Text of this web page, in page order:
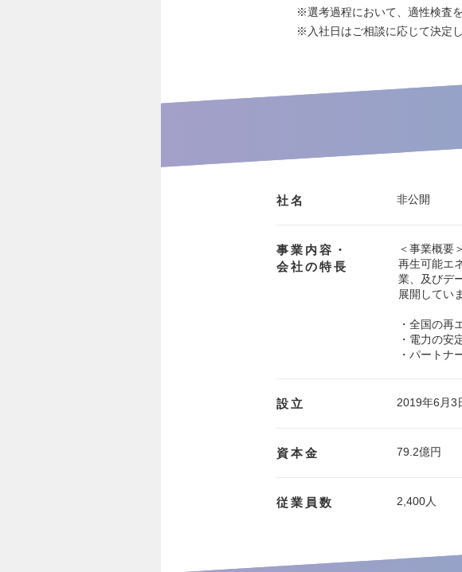
※選考過程において、適性検査を
※入社日はご相談に応じて決定し
社名 非公開
事業内容・
会社の特長
＜事業概要＞
再生可能エ
業、及びデ
展開してい
・全国の再
・電力の安
・パートナ
設立 2019年6月3
資本金 79.2億円
従業員数 2,400人